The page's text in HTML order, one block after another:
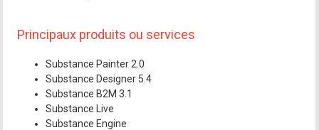
Principaux produits ou services
Substance Painter 2.0
Substance Designer 5.4
Substance B2M 3.1
Substance Live
Substance Engine